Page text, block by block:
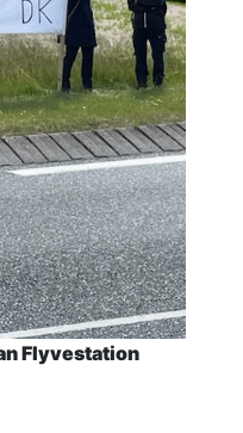
Flyvestation